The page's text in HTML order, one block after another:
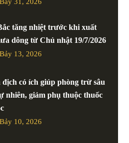
tăng nhiệt trước khi xuất
dông từ Chủ nhật 19/7/2026
13, 2026
địch có ích giúp phòng trừ sâu
nhiên, giảm phụ thuộc thuốc
10, 2026